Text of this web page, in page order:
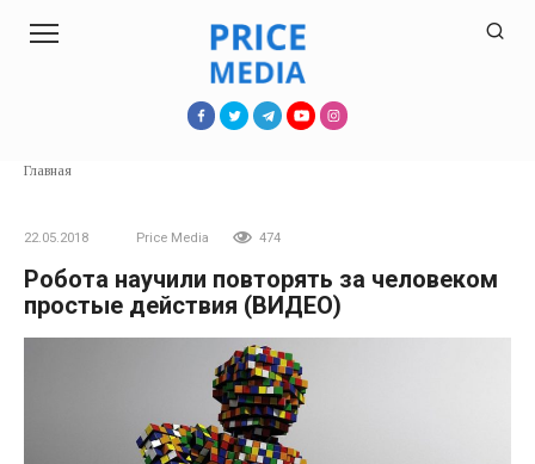
Главная
22.05.2018 Price Media 474
Робота научили повторять за человеком
простые действия (ВИДЕО)